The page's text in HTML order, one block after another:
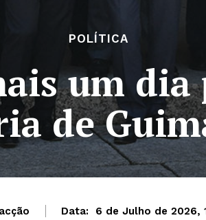
POLÍTICA
um
de
Data: 6 de Julho de 2026,